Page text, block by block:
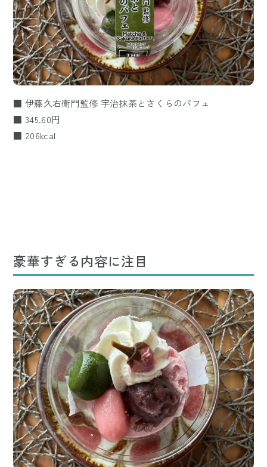
■ 伊藤久右衛門監修 宇治抹茶とさくらのパフェ
■ 345.60円
■ 206kcal
豪華すぎる内容に注目